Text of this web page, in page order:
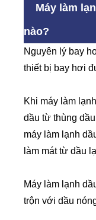
Máy làm
nào?
Nguyên lý bay
thiết bị bay hơi
Khi máy làm
dầu từ thùng
máy làm lạnh
làm mát từ dầu
Máy làm lạnh
trộn với dầu